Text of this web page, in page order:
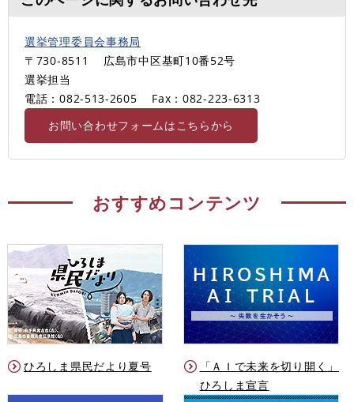
選挙管理委員会事務局
〒730-8511
広島市中区基町10番52号
選挙担当
電話：082-513-2605
Fax：082-223-6313
お問い合わせフォームはこちらから
おすすめコンテンツ
ひろしま県民だより夏号
「ＡＩで未来を切り開く」
ひろしま宣言